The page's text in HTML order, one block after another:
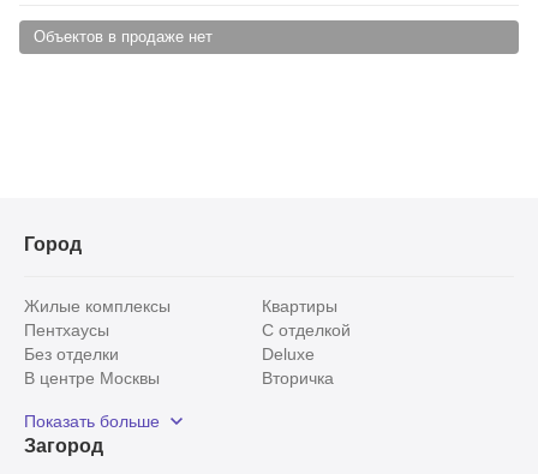
Объектов в продаже нет
Город
Жилые комплексы
Квартиры
Пентхаусы
С отделкой
Без отделки
Deluxe
В центре Москвы
Вторичка
Рядом с парком
С панорамными окнами
Показать больше
Загород